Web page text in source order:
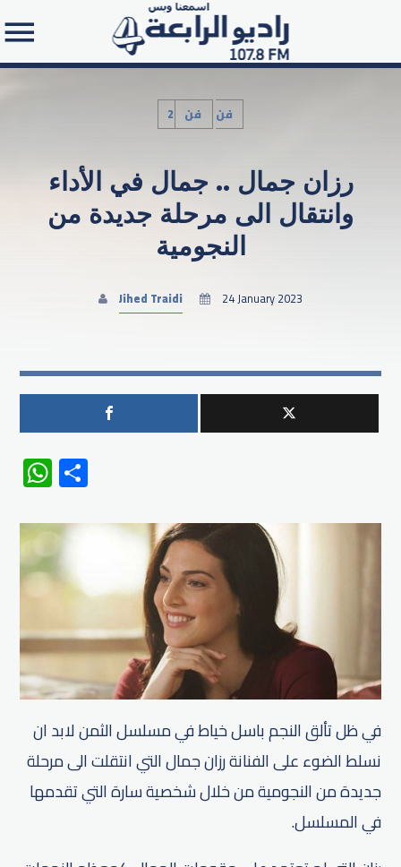
Search in the website:
2فن فن
رزان جمال .. جمال في الأداء
وانتقال الى مرحلة جديدة من
النجومية
Jihed Traidi 24 January 2023
WhatsApp
في ظل تألق النجم باسل خياط في مسلسل الثمن لابد ان
نسلط الضوء على الفنانة رزان جمال التي انتقلت الى مرحلة
جديدة من النجومية من خلال شخصية سارة التي تقدمها
في المسلسل.